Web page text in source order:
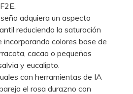
adquiera un aspecto
reduciendo la saturación
incorporando colores base de
cacao o pequeños
y eucalipto.
con herramientas de IA
el rosa durazno con